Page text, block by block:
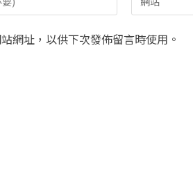
網址，以供下次發佈留言時使用。